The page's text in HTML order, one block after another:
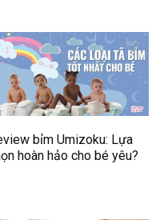
bỉm Umizoku: Lựa
hoàn hảo cho bé yêu?